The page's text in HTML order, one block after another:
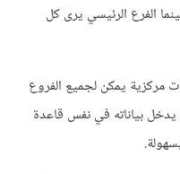
الفرع الرئيسي يرى كل
مركزية يمكن لجميع الفروع
بياناته في نفس قاعدة